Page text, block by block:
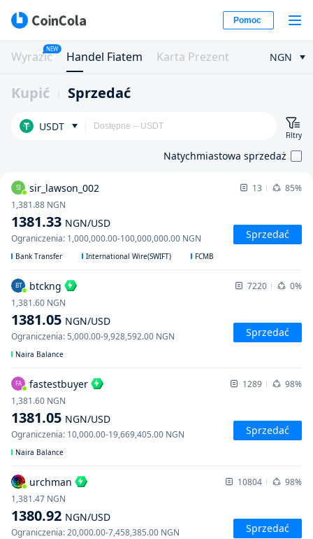
Pomoc
Wyrazić
NEW
Handel Fiatem Karta Prezent NGN
Kupić Sprzedać
USDT
Filtry
Natychmiastowa sprzedaż
SI sir_lawson_002 13 85%
1381.33 NGN/USD
1,381.88 NGN
Ograniczenia: 1,000,000.00-100,000,000.00 NGN Sprzedać
Bank Transfer International Wire(SWIFT) FCMB
BT btckng 7220 0%
1381.05 NGN/USD
1,381.60 NGN
Ograniczenia:5,000.00-9,928,592.00 NGN Sprzedać
Naira Balance
FA fastestbuyer 1289 98%
1381.05 NGN/USD
1,381.60 NGN
Ograniczenia: 10,000.00-19,669,405.00 NGN Sprzedać
Naira Balance
urchman 10804 98%
1380.92 NGN/USD
1,381.47 NGN
Ograniczenia:20,000.00-7,458,385.00 NGN Sprzedać